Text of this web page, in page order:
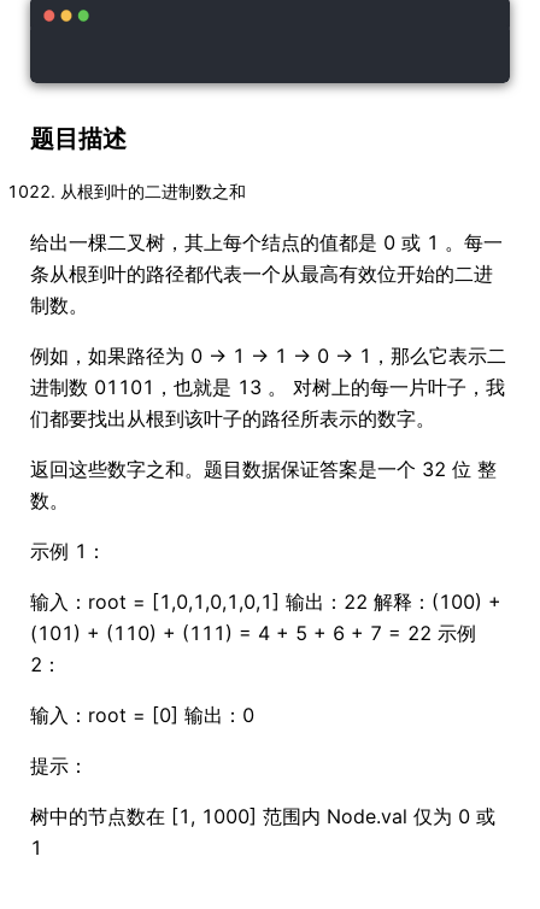
题目描述
从根到叶的二进制数之和
给出一棵二叉树，其上每个结点的值都是 0 或 1 。每一
条从根到叶的路径都代表一个从最高有效位开始的二进
制数。
例如，如果路径为 0 -> 1 -> 1 -> 0 -> 1，那么它表示二
进制数 01101，也就是 13 。 对树上的每一片叶子，我
们都要找出从根到该叶子的路径所表示的数字。
返回这些数字之和。题目数据保证答案是一个 32 位 整
数。
示例 1：
输入：root = [1,0,1,0,1,0,1] 输出：22 解释：(100) +
(101) + (110) + (111) = 4 + 5 + 6 + 7 = 22 示例
2：
输入：root = [0] 输出：0
提示：
树中的节点数在 [1, 1000] 范围内 Node.val 仅为 0 或
1